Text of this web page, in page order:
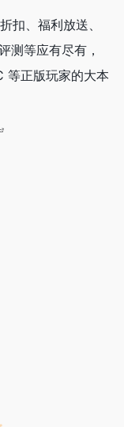
扣、福利放送、
测等应有尽有，
正版玩家的大本